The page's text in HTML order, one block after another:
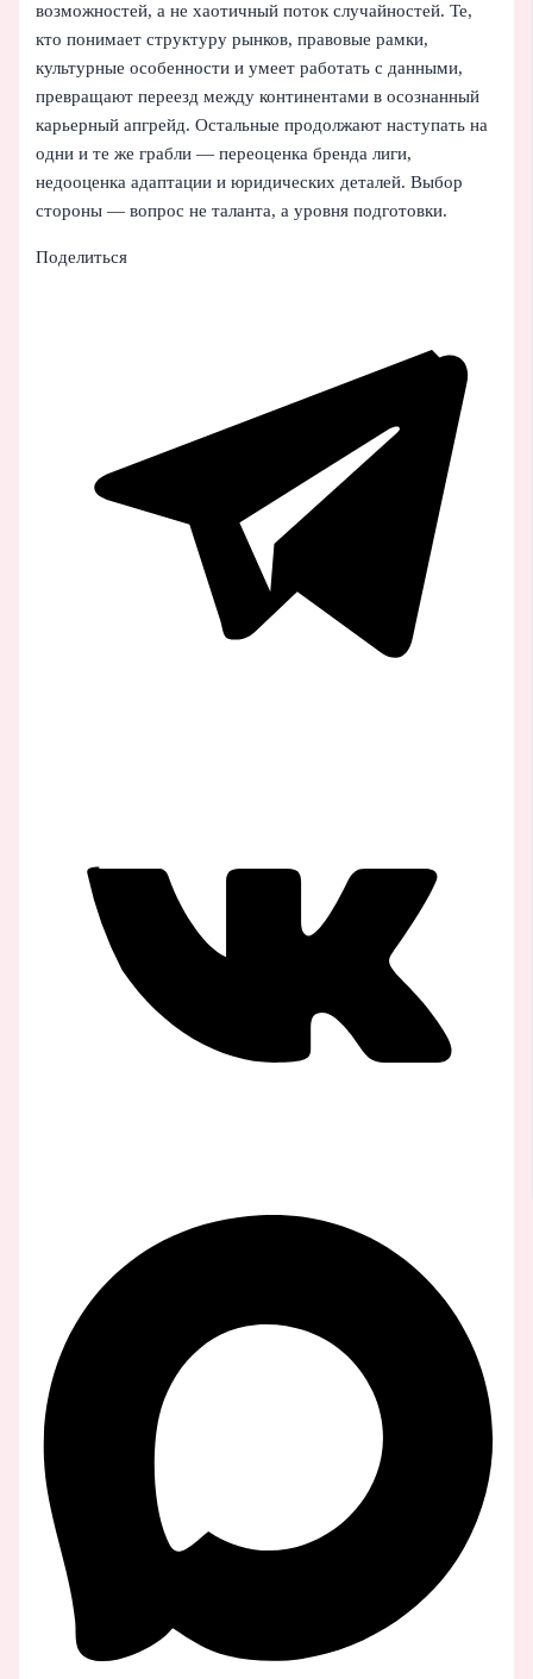
возможностей, а не хаотичный поток случайностей. Те,
кто понимает структуру рынков, правовые рамки,
культурные особенности и умеет работать с данными,
превращают переезд между континентами в осознанный
карьерный апгрейд. Остальные продолжают наступать на
одни и те же грабли — переоценка бренда лиги,
недооценка адаптации и юридических деталей. Выбор
стороны — вопрос не таланта, а уровня подготовки.
Поделиться